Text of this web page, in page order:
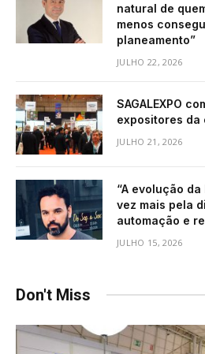
natural de
menos
planeamento”
JULHO 22, 2026
SAGALEXPO
expositores da
JULHO 21, 2026
“A evolução
vez mais pela
automação e
JULHO 15, 2026
Don't Miss